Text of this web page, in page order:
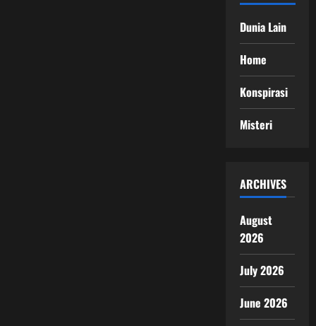
Dunia Lain
Home
Konspirasi
Misteri
ARCHIVES
August
2026
July 2026
June 2026